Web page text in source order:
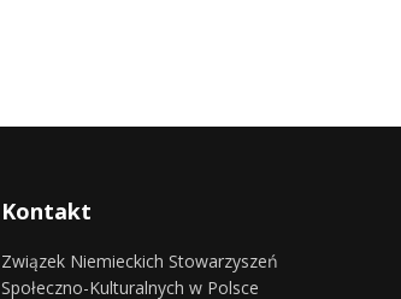
Kontakt
Związek Niemieckich Stowarzyszeń
Społeczno-Kulturalnych w Polsce